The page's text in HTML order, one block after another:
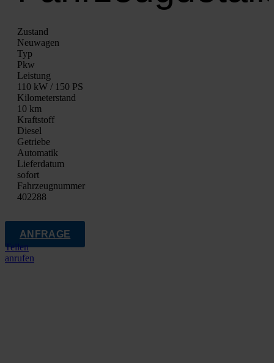
Zustand
Neu­wa­gen
Typ
Pkw
Leis­tung
110 kW / 150 PS
Kilo­me­ter­stand
10 km
Kraft­stoff
Die­sel
Getrie­be
Auto­ma­tik
Lie­fer­da­tum
sofort
Fahrzeugnummer
402288
ANFRAGE
Teilen
anrufen